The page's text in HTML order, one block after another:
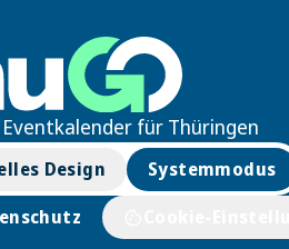
für Thüringen
Design
Systemmodus